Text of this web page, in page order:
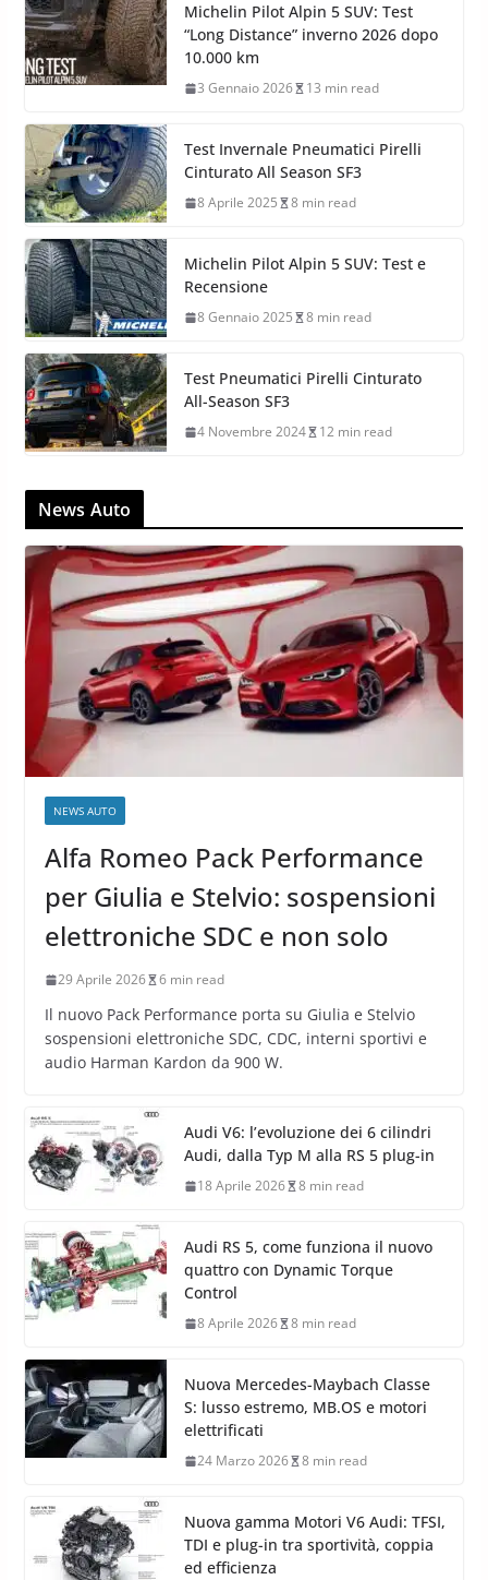
Michelin Pilot Alpin 5 SUV: Test
“Long Distance” inverno 2026 dopo
10.000 km
3 Gennaio 2026 13 min read
Test Invernale Pneumatici Pirelli
Cinturato All Season SF3
8 Aprile 2025 8 min read
Michelin Pilot Alpin 5 SUV: Test e
Recensione
8 Gennaio 2025 8 min read
Test Pneumatici Pirelli Cinturato
All-Season SF3
4 Novembre 2024 12 min read
News Auto
NEWS AUTO
Alfa Romeo Pack Performance
per Giulia e Stelvio: sospensioni
elettroniche SDC e non solo
29 Aprile 2026 6 min read
Il nuovo Pack Performance porta su Giulia e Stelvio
sospensioni elettroniche SDC, CDC, interni sportivi e
audio Harman Kardon da 900 W.
Audi V6: l’evoluzione dei 6 cilindri
Audi, dalla Typ M alla RS 5 plug-in
18 Aprile 2026 8 min read
Audi RS 5, come funziona il nuovo
quattro con Dynamic Torque
Control
8 Aprile 2026 8 min read
Nuova Mercedes-Maybach Classe
S: lusso estremo, MB.OS e motori
elettrificati
24 Marzo 2026 8 min read
Nuova gamma Motori V6 Audi: TFSI,
TDI e plug-in tra sportività, coppia
ed efficienza